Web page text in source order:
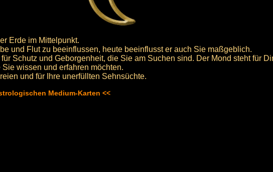
Erde im Mittelpunkt.
und Flut zu beeinflussen, heute beeinflusst er auch Sie maßgeblich.
Schutz und Geborgenheit, die Sie am Suchen sind. Der Mond steht für
wissen und erfahren möchten.
und für Ihre unerfüllten Sehnsüchte.
Medium-Karten <<